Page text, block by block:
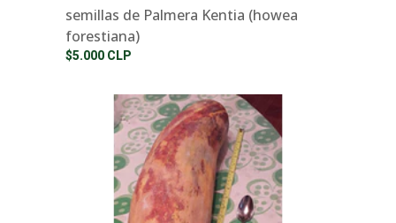
semillas de Palmera Kentia (howea
forestiana)
$5.000 CLP